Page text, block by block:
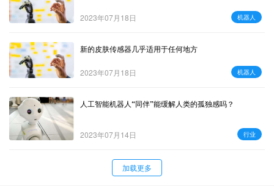
2023年07月18日 机器人
新的皮肤传感器几乎适用于任何地方
2023年07月18日 机器人
人工智能机器人“同伴”能缓解人类的孤独感吗？
2023年07月14日 行业
加载更多